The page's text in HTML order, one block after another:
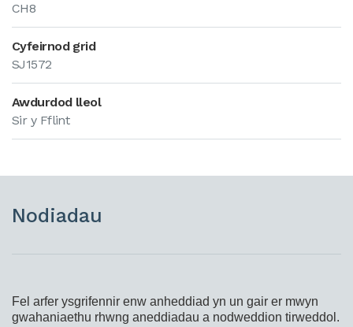
CH8
Cyfeirnod grid
SJ1572
Awdurdod lleol
Sir y Fflint
Nodiadau
Fel arfer ysgrifennir enw anheddiad yn un gair er mwyn
gwahaniaethu rhwng aneddiadau a nodweddion tirweddol.